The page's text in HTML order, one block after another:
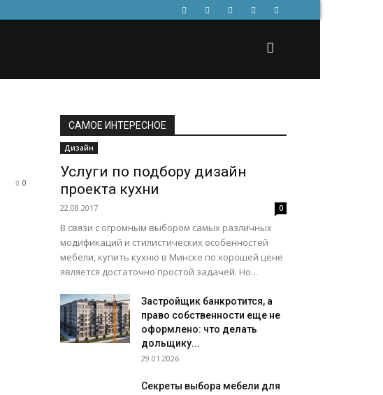
0
САМОЕ ИНТЕРЕСНОЕ
Дизайн
Услуги по подбору дизайн
проекта кухни
22.08.2017 0
В связи с огромным выбором самых различных
модификаций и стилистических особенностей
мебели, купить кухню в Минске по хорошей цене
является достаточно простой задачей. Но...
Застройщик банкротится, а
право собственности еще не
оформлено: что делать
дольщику...
29.01.2026
Секреты выбора мебели для